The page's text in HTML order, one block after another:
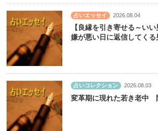
占いエッセイ 2026.08.04
【良縁を引き寄せる～い
嫌が悪い日に返信してくる
占いコレクション 2026.08.03
変革期に現れた若き老中